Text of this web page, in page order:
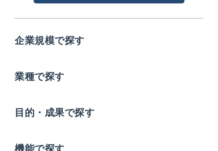
企業規模で探す
業種で探す
目的・成果で探す
機能で探す